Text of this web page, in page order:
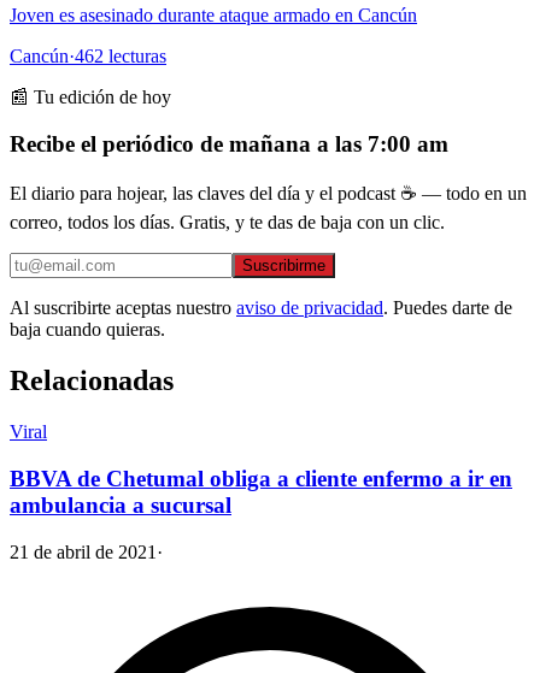
Joven es asesinado durante ataque armado en Cancún
Cancún·462 lecturas
📰 Tu edición de hoy
Recibe el periódico de mañana a las 7:00 am
El diario para hojear, las claves del día y el podcast ☕ — todo en un
correo, todos los días. Gratis, y te das de baja con un clic.
Suscribirme
Al suscribirte aceptas nuestro aviso de privacidad. Puedes darte de
baja cuando quieras.
Relacionadas
Viral
BBVA de Chetumal obliga a cliente enfermo a ir en
ambulancia a sucursal
21 de abril de 2021 ·